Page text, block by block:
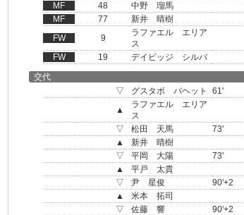
MF
48
中野 瑠馬
MF
77
新井 晴樹
FW
9
ラファエル エリア
ス
FW
19 デイビッジ シルバ
交代
▽
グスタボ バヘット
61'
▲
ラファエル エリア
ス
▽
松田 天馬
73'
▲
新井 晴樹
▽
平岡 大陽
73'
▲
平戸 太貴
▽
尹 星俊
90'+2
▲
米本 拓司
▽
佐藤 響
90'+2